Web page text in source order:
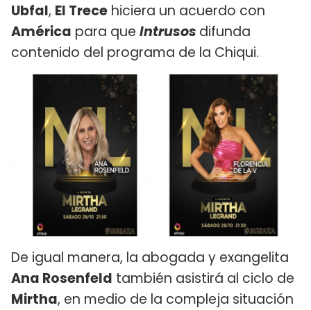
Ubfal, El Trece hiciera un acuerdo con
América para que Intrusos difunda
contenido del programa de la Chiqui.
De igual manera, la abogada y exangelita
Ana Rosenfeld también asistirá al ciclo de
Mirtha, en medio de la compleja situación